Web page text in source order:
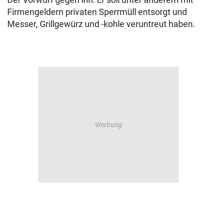
Firmengeldern privaten Sperrmüll entsorgt und
Messer, Grillgewürz und -kohle veruntreut haben.